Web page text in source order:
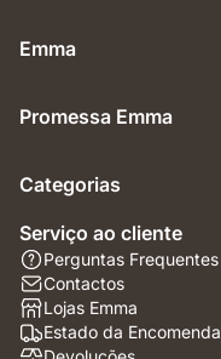
Emma
Promessa Emma
Categorias
Serviço ao cliente
Perguntas Frequentes
Contactos
Lojas Emma
Estado da Encomenda